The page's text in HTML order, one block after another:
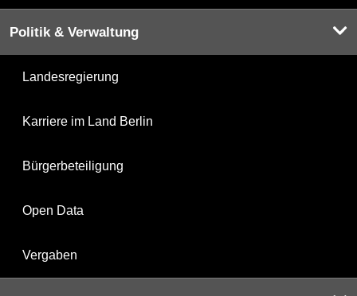
Politik & Verwaltung
Landesregierung
Karriere im Land Berlin
Bürgerbeteiligung
Open Data
Vergaben